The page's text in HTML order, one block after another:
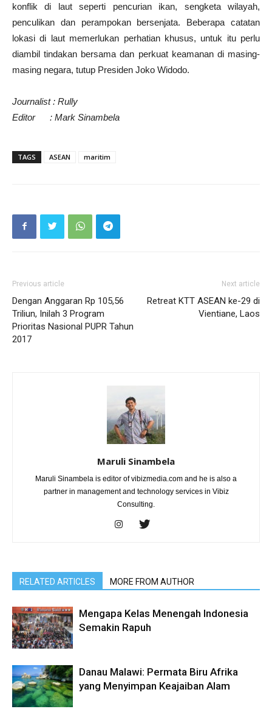
konflik di laut seperti pencurian ikan, sengketa wilayah,
penculikan dan perampokan bersenjata. Beberapa catatan
lokasi di laut memerlukan perhatian khusus, untuk itu perlu
diambil tindakan bersama dan perkuat keamanan di masing-
masing negara, tutup Presiden Joko Widodo.
Journalist : Rully
Editor : Mark Sinambela
TAGS ASEAN maritim
Previous article
Dengan Anggaran Rp 105,56
Triliun, Inilah 3 Program
Prioritas Nasional PUPR Tahun
2017
Next article
Retreat KTT ASEAN ke-29 di
Vientiane, Laos
Maruli Sinambela
Maruli Sinambela is editor of vibizmedia.com and he is also a
partner in management and technology services in Vibiz
Consulting.
RELATED ARTICLES MORE FROM AUTHOR
Mengapa Kelas Menengah Indonesia
Semakin Rapuh
Danau Malawi: Permata Biru Afrika
yang Menyimpan Keajaiban Alam